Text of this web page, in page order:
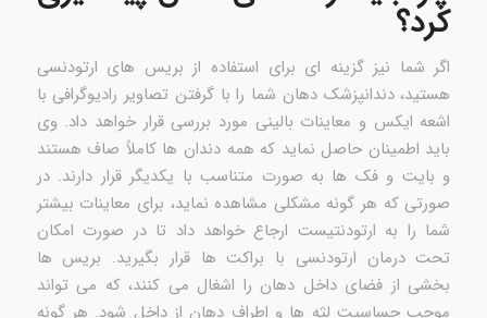
کرد؟
اگر شما نیز گزینه ای برای استفاده از بریس های ارتودنسی
هستید، دندانپزشک دهان شما را با گرفتن تصاویر رادیوگرافی با
اشعه ایکس و معاینات بالینی مورد بررسی قرار خواهد داد. وی
باید اطمینان حاصل نماید که همه دندان ها کاملاً صاف هستند
و بایت و فک ها به صورت متناسب با یکدیگر قرار دارند. در
صورتی که هر گونه مشکلی مشاهده نماید، برای معاینات بیشتر
شما را به ارتودنتیست ارجاع خواهد داد تا در صورت امکان
تحت درمان ارتودنسی با براکت ها قرار بگیرید. بریس ها
بخشی از فضای داخل دهان را اشغال می کنند، که می تواند
موجب حساسیت لثه ها و اطراف دهان از داخل شود. هر گونه